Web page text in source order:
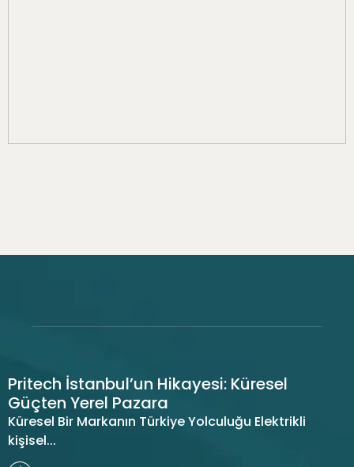
Pritech İstanbul’un Hikayesi: Küresel
Güçten Yerel Pazara
Küresel Bir Markanın Türkiye Yolculuğu Elektrikli
kişisel...